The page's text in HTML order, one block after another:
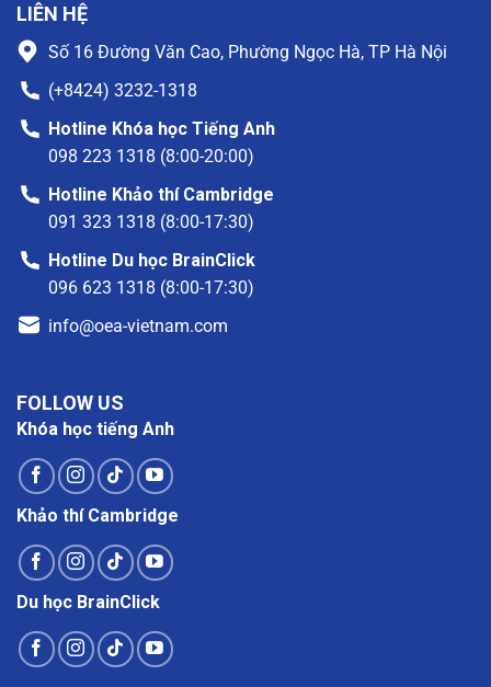
LIÊN HỆ
Số 16 Đường Văn Cao, Phường Ngọc Hà, TP Hà Nội
(+8424) 3232-1318
Hotline Khóa học Tiếng Anh
098 223 1318 (8:00-20:00)
Hotline Khảo thí Cambridge
091 323 1318 (8:00-17:30)
Hotline Du học BrainClick
096 623 1318 (8:00-17:30)
info@oea-vietnam.com
FOLLOW US
Khóa học tiếng Anh
Khảo thí Cambridge
Du học BrainClick